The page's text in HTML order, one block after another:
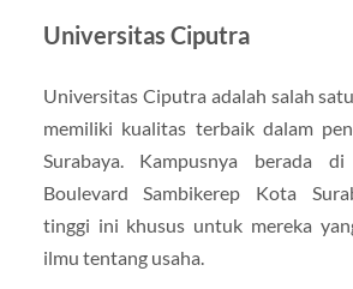
Universitas Ciputra
Universitas Ciputra adalah salah
memiliki kualitas terbaik dalam
Surabaya. Kampusnya berada
Boulevard Sambikerep Kota
tinggi ini khusus untuk mereka
ilmu tentang usaha.